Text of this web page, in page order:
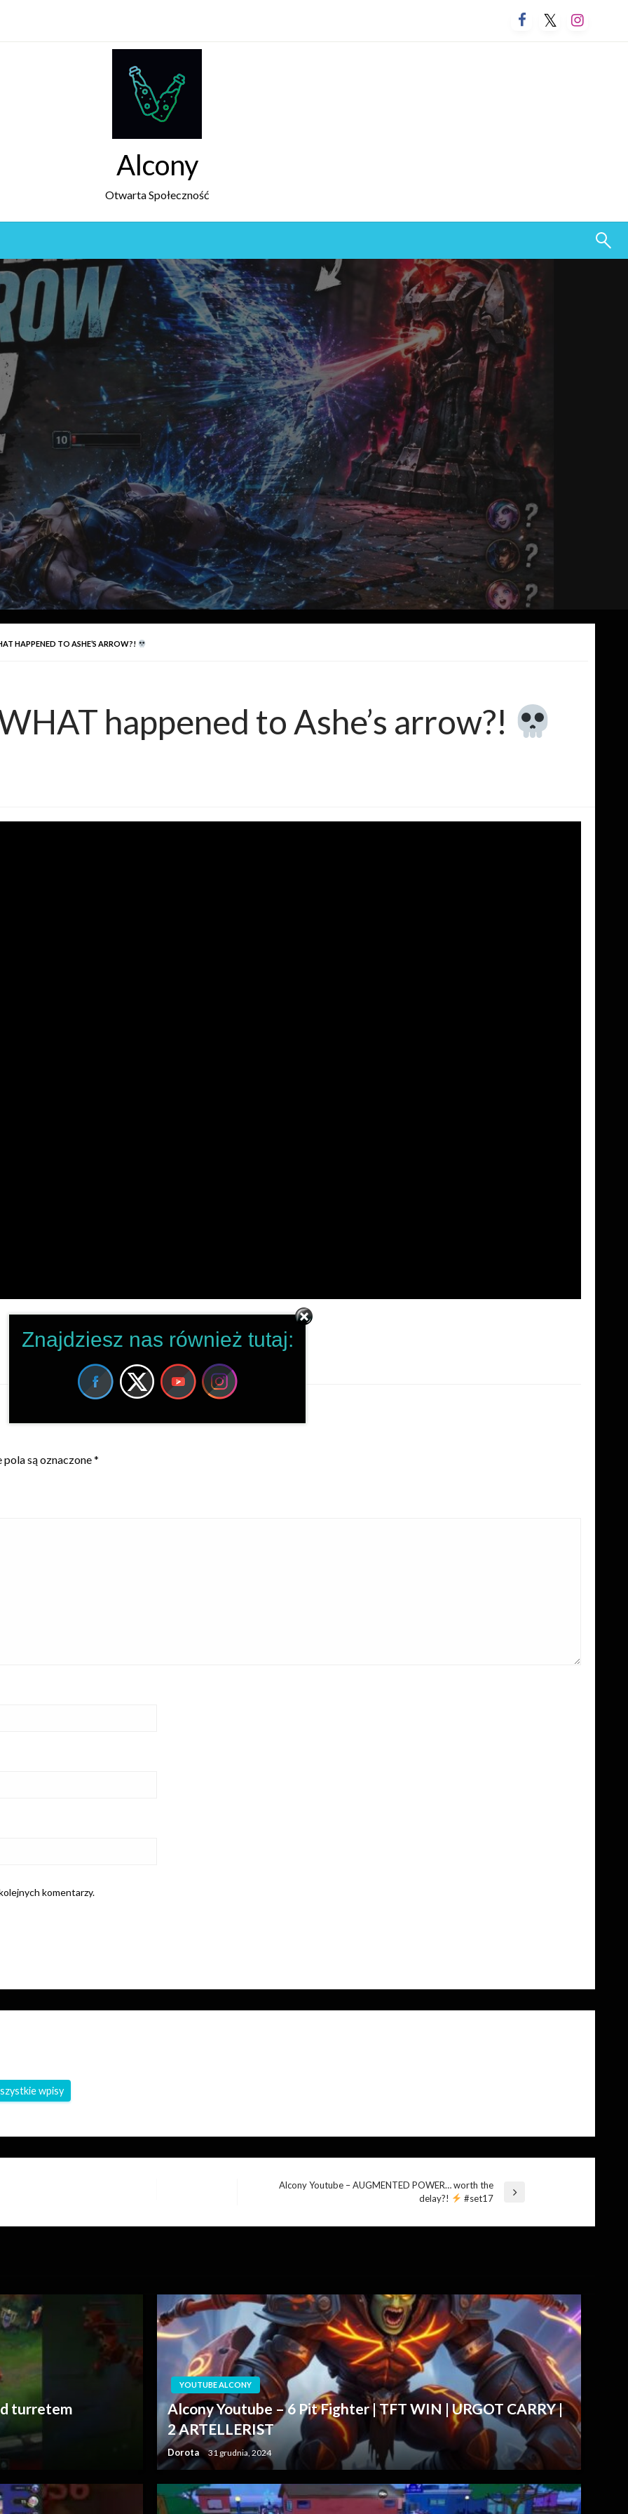
Alcony
Otwarta Społeczność
HAPPENED TO ASHE’S ARROW?!
happened to Ashe’s arrow?!
pola są oznaczone*
komentarzy.
wpisy
Alcony Youtube – AUGMENTED POWER… worth the
delay?!
#set17
turretem
YOUTUBE ALCONY
Alcony Youtube – 6 Pit Fighter | TFT WIN | URGOT CARRY |
2 ARTELLERIST
Dorota 31 grudnia, 2024
Znajdziesz nas również tutaj: